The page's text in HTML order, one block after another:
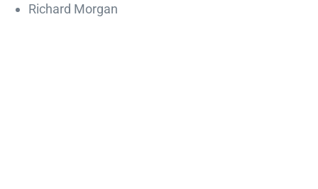
Richard Morgan